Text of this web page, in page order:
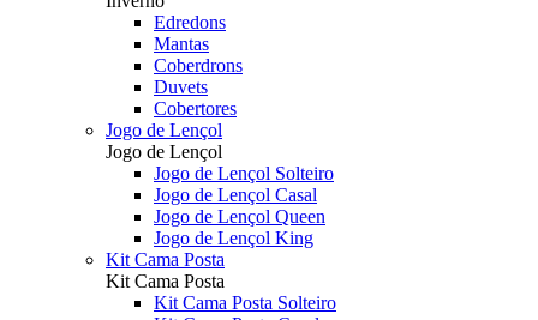
Edredons
Mantas
Coberdrons
Duvets
Cobertores
Jogo de Lençol
Jogo de Lençol
Jogo de Lençol Solteiro
Jogo de Lençol Casal
Jogo de Lençol Queen
Jogo de Lençol King
Kit Cama Posta
Kit Cama Posta
Kit Cama Posta Solteiro